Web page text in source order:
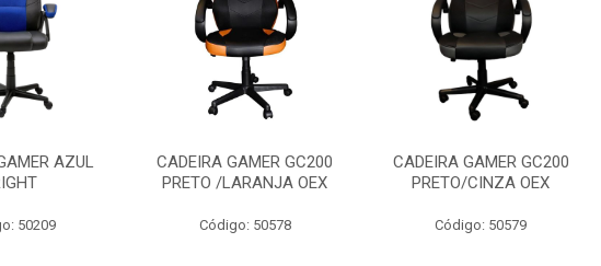
AZUL
50209
CADEIRA GAMER GC200
PRETO /LARANJA OEX
Código: 50578
CADEIRA GAMER GC200
PRETO/CINZA OEX
Código: 50579